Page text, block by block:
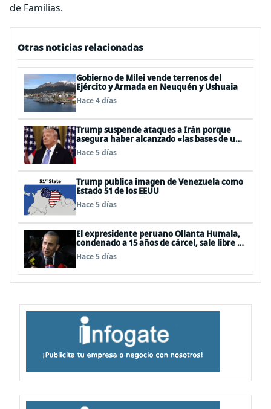
de Familias.
Otras noticias relacionadas
Gobierno de Milei vende terrenos del
Ejército y Armada en Neuquén y Ushuaia
Hace 4 días
Trump suspende ataques a Irán porque
asegura haber alcanzado «las bases de un
acuerdo»
Hace 5 días
Trump publica imagen de Venezuela como
Estado 51 de los EEUU
Hace 5 días
El expresidente peruano Ollanta Humala,
condenado a 15 años de cárcel, sale libre al
anularse su caso
Hace 5 días